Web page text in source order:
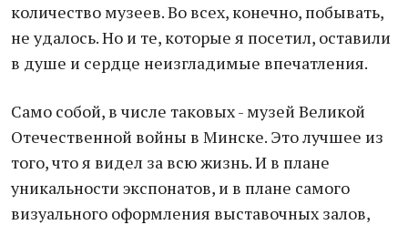
количество музеев. Во всех, конечно, побывать,
не удалось. Но и те, которые я посетил, оставили
в душе и сердце неизгладимые впечатления.
Само собой, в числе таковых - музей Великой
Отечественной войны в Минске. Это лучшее из
того, что я видел за всю жизнь. И в плане
уникальности экспонатов, и в плане самого
визуального оформления выставочных залов,